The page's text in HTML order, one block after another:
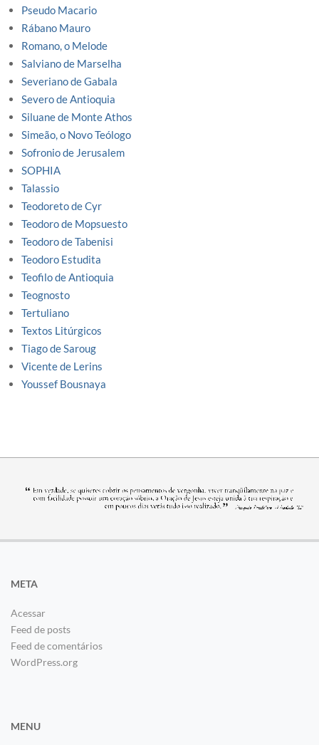
Pseudo Macario
Rábano Mauro
Romano, o Melode
Salviano de Marselha
Severiano de Gabala
Severo de Antioquia
Siluane de Monte Athos
Simeão, o Novo Teólogo
Sofronio de Jerusalem
SOPHIA
Talassio
Teodoreto de Cyr
Teodoro de Mopsuesto
Teodoro de Tabenisi
Teodoro Estudita
Teofilo de Antioquia
Teognosto
Tertuliano
Textos Litúrgicos
Tiago de Saroug
Vicente de Lerins
Youssef Bousnaya
META
Acessar
Feed de posts
Feed de comentários
WordPress.org
MENU